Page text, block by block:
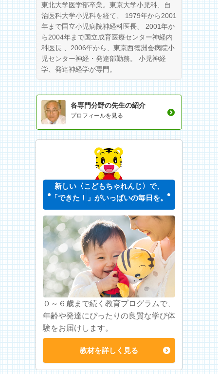
東北大学医学部卒業。東京大学小児科、自
治医科大学小児科を経て、 1979年から2001
年まで国立小児病院神経科医長、 2001年か
ら2004年まで国立成育医療センター神経内
科医長 、2006年から、東京西徳洲会病院小
児センター神経・発達部勤務。 小児神経
学、発達神経学が専門。
各専門分野の先生の紹介
プロフィールを見る
新しい〈こどもちゃれんじ〉で、
「できた！」がいっぱいの毎日を。
０～６歳まで続く教育プログラムで、
年齢や発達にぴったりの良質な学び体
験をお届けします。
教材を詳しく見る